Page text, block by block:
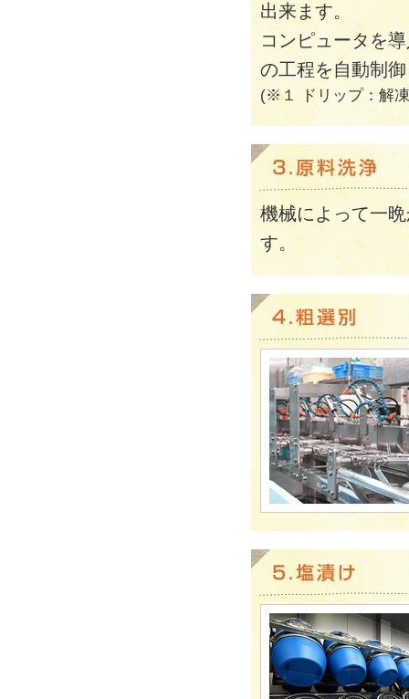
出来ます。
コンピュータを
の工程を自動制
(※１ ドリップ：解
機械によって一
す。